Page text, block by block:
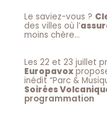
Le saviez-vous ?
des villes où l’
moins chère…
Les 22 et 23 juillet
Europavox
inédit “Parc &
Soirées
programmation